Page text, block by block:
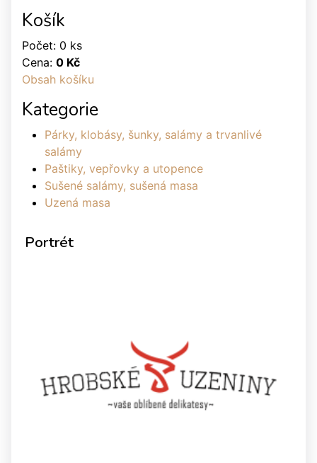
Košík
Počet: 0 ks
Cena: 0 Kč
Obsah košíku
Kategorie
Párky, klobásy, šunky, salámy a trvanlivé
salámy
Paštiky, vepřovky a utopence
Sušené salámy, sušená masa
Uzená masa
Portrét